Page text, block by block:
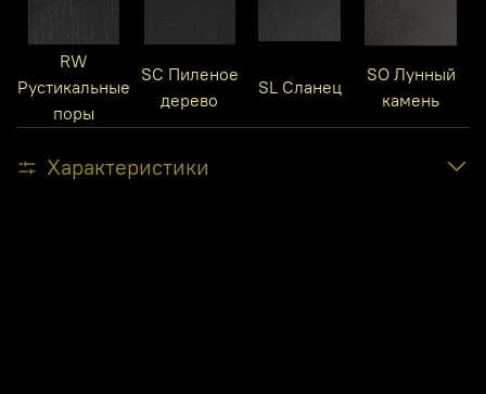
RW
Рустикальные
поры
SC Пиленое
дерево
SL Сланец
SO Лунный
камень
Характеристики